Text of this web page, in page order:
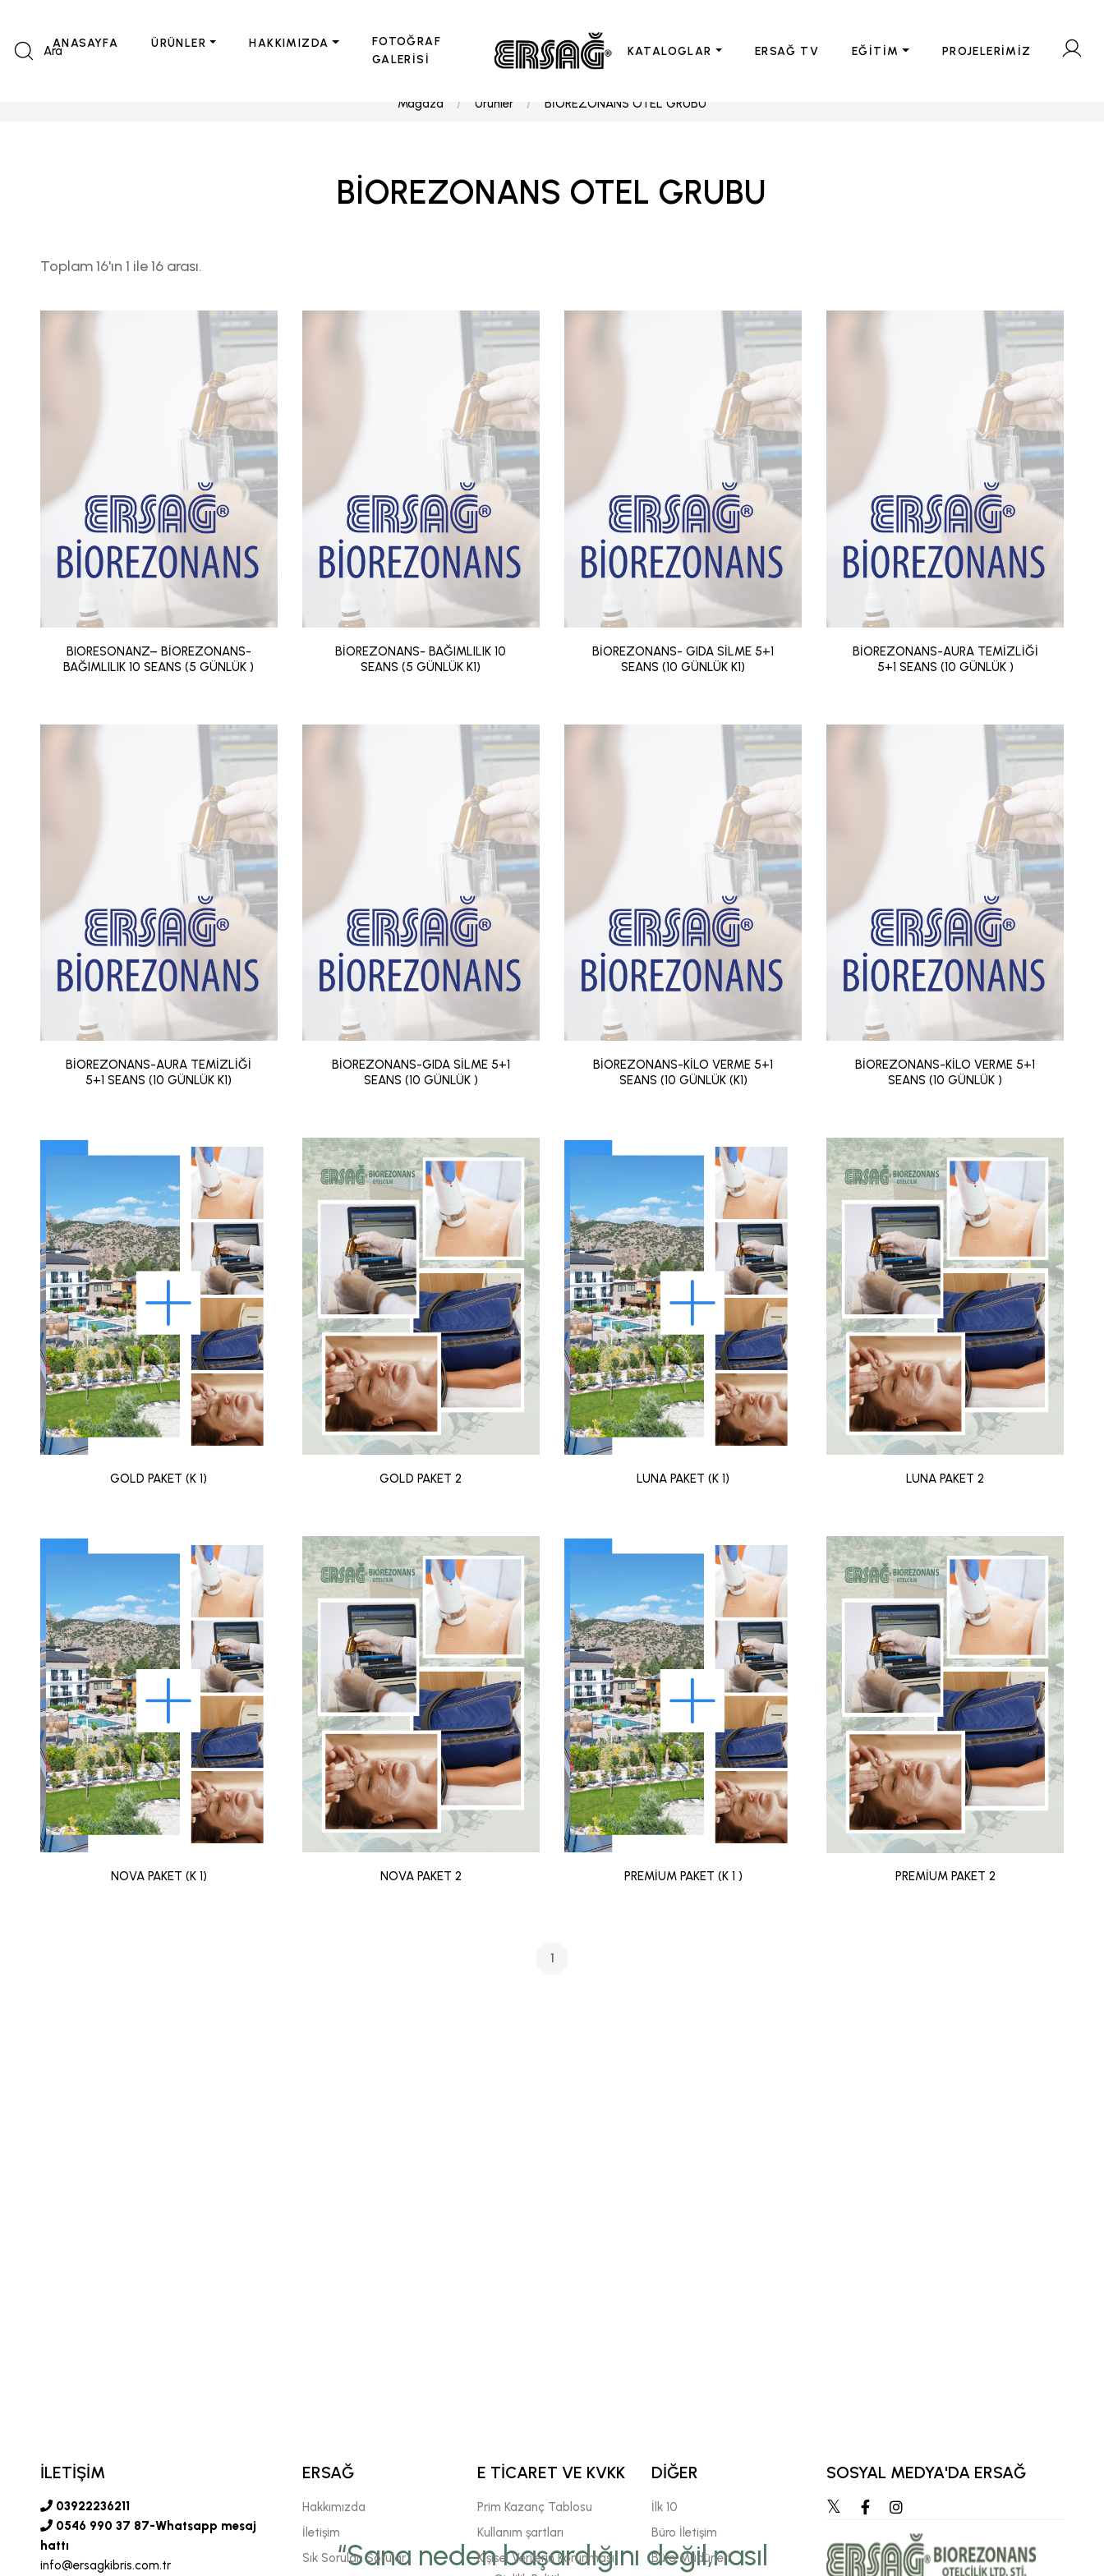
Ara
ANASAYFA ÜRÜNLER HAKKIMIZDA
FOTOĞRAF
GALERİSİ
KATALOGLAR ERSAĞ TV EĞİTİM PROJELERİMİZ
Mağaza Ürünler BİOREZONANS OTEL GRUBU
BİOREZONANS OTEL GRUBU
Toplam 16'ın 1 ile 16 arası.
BIORESONANZ– BİOREZONANS-
BAĞIMLILIK 10 SEANS (5 GÜNLÜK )
BİOREZONANS- BAĞIMLILIK 10
SEANS (5 GÜNLÜK K1)
BİOREZONANS- GIDA SİLME 5+1
SEANS (10 GÜNLÜK K1)
BİOREZONANS-AURA TEMİZLİĞİ
5+1 SEANS (10 GÜNLÜK )
BİOREZONANS-AURA TEMİZLİĞİ
5+1 SEANS (10 GÜNLÜK K1)
BİOREZONANS-GIDA SİLME 5+1
SEANS (10 GÜNLÜK )
BİOREZONANS-KİLO VERME 5+1
SEANS (10 GÜNLÜK (K1)
BİOREZONANS-KİLO VERME 5+1
SEANS (10 GÜNLÜK )
GOLD PAKET (K 1) GOLD PAKET 2 LUNA PAKET (K 1) LUNA PAKET 2
NOVA PAKET (K 1) NOVA PAKET 2 PREMİUM PAKET (K 1 ) PREMİUM PAKET 2
1
şirketimiz Ersağ' a
“Sana neden başardığını değil,nasıl
“Zihnimizde en çok
hedef, zamanla
İLETİŞİM
03922236211
0546 990 37 87-Whatsapp mesaj
hattı
info@ersagkibris.com.tr
ERSAĞ
Hakkımızda
İletişim
Sık Sorulan Sorular
E TİCARET VE KVKK
Prim Kazanç Tablosu
Kullanım şartları
Kişisel Verilerin Korunması
DİĞER
İlk 10
Büro İletişim
Büro Müdürleri
SOSYAL MEDYA'DA ERSAĞ